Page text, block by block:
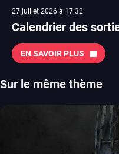
27 juillet 2026 à 17:32
Calendrier des
EN SAVOIR PLUS
Sur le même thème